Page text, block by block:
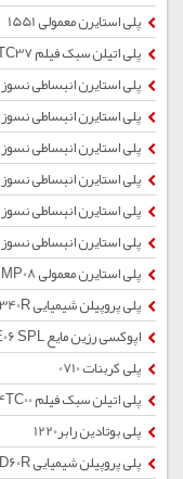
پلی استایرن معمولی 1551
پلی اتیلن سبک فیلم 2004TC37
پلی استایرن انبساطی نسوز SE5000
پلی استایرن انبساطی نسوز SE4000
پلی استایرن انبساطی نسوز SE3000
پلی استایرن انبساطی نسوز SE2000
پلی استایرن انبساطی نسوز SE1000
پلی استایرن انبساطی نسوز SE500
پلی استایرن معمولی MP08
پلی پروپیلن شیمیایی ZR340R
اپوکسی رزین مایع E06 SPL
پلی کربنات 0710
پلی اتیلن سبک فیلم 2004TC00
پلی بوتادین رابر1220
پلی پروپیلن شیمیایی EPD60R